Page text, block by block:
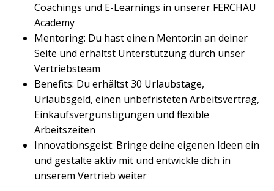
Coachings und E-Learnings in unserer FERCHAU
Academy
Mentoring: Du hast eine:n Mentor:in an deiner
Seite und erhältst Unterstützung durch unser
Vertriebsteam
Benefits: Du erhältst 30 Urlaubstage,
Urlaubsgeld, einen unbefristeten Arbeitsvertrag,
Einkaufsvergünstigungen und flexible
Arbeitszeiten
Innovationsgeist: Bringe deine eigenen Ideen ein
und gestalte aktiv mit und entwickle dich in
unserem Vertrieb weiter